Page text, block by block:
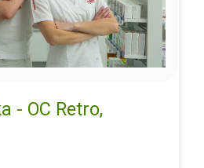
- OC Retro,